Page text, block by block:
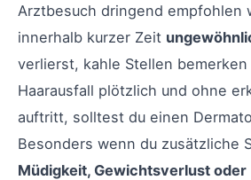
Arztbesuch dringend empfohlen
innerhalb kurzer Zeit
verlierst, kahle Stellen
Haarausfall plötzlich und ohne
auftritt, solltest du einen
Besonders wenn du zusätzliche
Müdigkeit, Gewichtsverlust oder